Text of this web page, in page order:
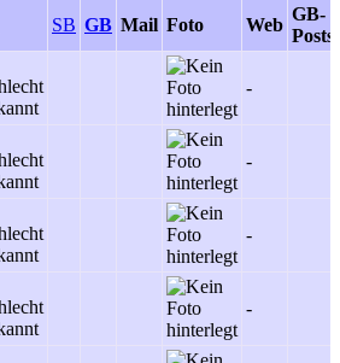
SB GB Mail Foto Web
GB-
Posts
-
-
-
-